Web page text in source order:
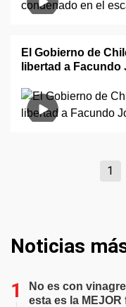
El Gobierno de
libertad a Facundo
1
Noticias
No es con
esta es la MEJOR